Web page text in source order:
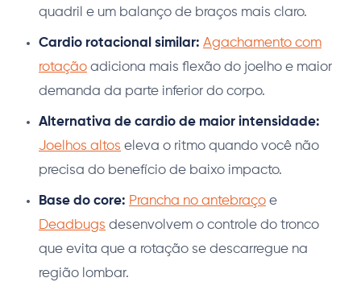
quadril e um balanço de braços mais claro.
Cardio rotacional similar: Agachamento com
rotação adiciona mais flexão do joelho e maior
demanda da parte inferior do corpo.
Alternativa de cardio de maior intensidade:
Joelhos altos eleva o ritmo quando você não
precisa do benefício de baixo impacto.
Base do core: Prancha no antebraço e
Deadbugs desenvolvem o controle do tronco
que evita que a rotação se descarregue na
região lombar.